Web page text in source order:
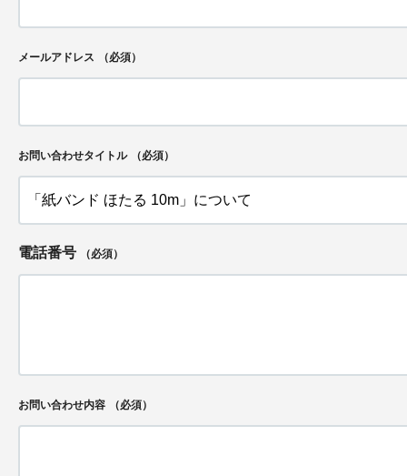
メールアドレス （必須）
お問い合わせタイトル （必須）
電話番号 （必須）
お問い合わせ内容 （必須）